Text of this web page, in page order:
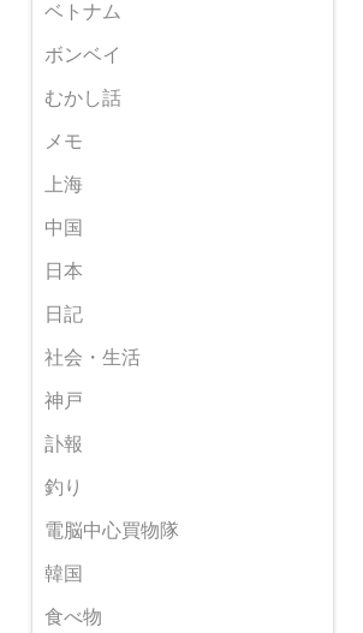
ベトナム
ボンベイ
むかし話
メモ
上海
中国
日本
日記
社会・生活
神戸
訃報
釣り
電脳中心買物隊
韓国
食べ物